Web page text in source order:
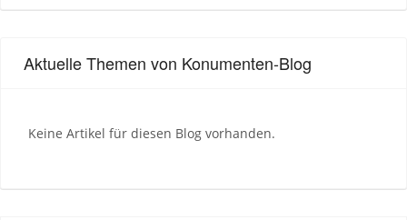
Aktuelle Themen von Konumenten-Blog
Keine Artikel für diesen Blog vorhanden.